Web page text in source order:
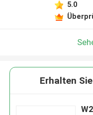
5.0
Erhalten